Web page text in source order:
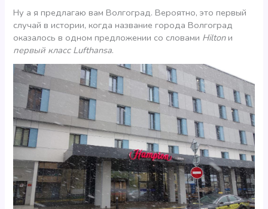
Ну а я предлагаю вам Волгоград. Вероятно, это первый
случай в истории, когда название города Волгоград
оказалось в одном предложении со словами Hiltonи
первый класс Lufthansa.